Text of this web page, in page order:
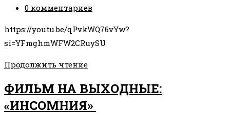
записи:
Комментарии
записи:
0 комментариев
https://youtu.be/qPvkWQ76vYw?
si=YFmghmWFW2CRuySU
Продолжить чтениеКАК
ЖИЗНИ
ВЛИЯЮТ
ФИЛЬМ НА ВЫХОДНЫЕ:
«ИНСОМНИЯ»